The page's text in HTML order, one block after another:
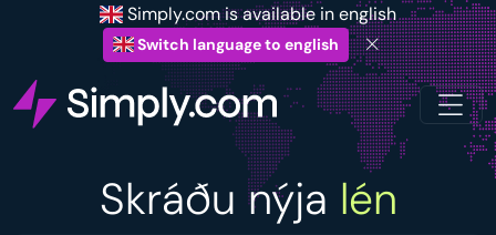
Simply.com is available in english
Switch language to english
Skráðu nýja lén